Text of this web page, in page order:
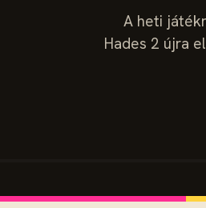
A heti
Hades 2 újra